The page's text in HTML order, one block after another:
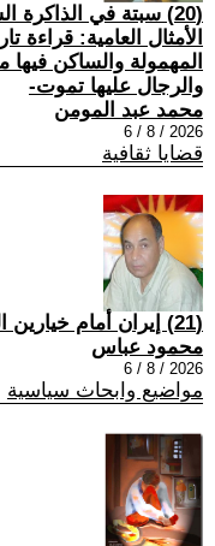
(20) سبتة في الذاكرة
الأمثال العامية: قراءة
المهمولة والساكن
والرجال عليها تموت-
محمد عبد المومن
2026 / 8 / 6
قضايا ثقافية
(21) إيران أمام خيارين الرضوخ أو الزوال
محمود عباس
2026 / 8 / 6
مواضيع وابحاث سياسية